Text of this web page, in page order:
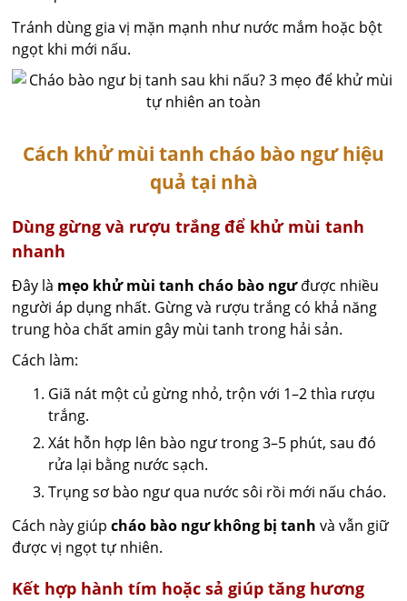
Tránh dùng gia vị mặn mạnh như nước mắm hoặc bột
ngọt khi mới nấu.
Cách khử mùi tanh cháo bào ngư hiệu
quả tại nhà
Dùng gừng và rượu trắng để khử mùi tanh
nhanh
Đây là mẹo khử mùi tanh cháo bào ngưđược nhiều
người áp dụng nhất. Gừng và rượu trắng có khả năng
trung hòa chất amin gây mùi tanh trong hải sản.
Cách làm:
Giã nát một củ gừng nhỏ, trộn với 1–2 thìa rượu
trắng.
Xát hỗn hợp lên bào ngư trong 3–5 phút, sau đó
rửa lại bằng nước sạch.
Trụng sơ bào ngư qua nước sôi rồi mới nấu cháo.
Cách này giúpcháo bào ngư không bị tanh và vẫn giữ
được vị ngọt tự nhiên.
Kết hợp hành tím hoặc sả giúp tăng hương